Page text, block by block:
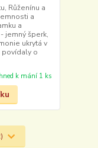
Růženínu a
a
a
jemný šperk,
ukrytá v
povídaly o
k mání 1 ks